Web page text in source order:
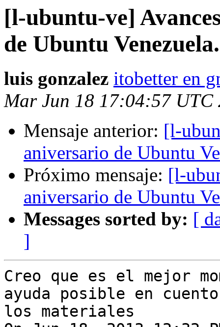
[l-ubuntu-ve]
de Ubuntu Venezuela.
luis gonzalez itobetter en
Mar Jun 18 17:04:57 UTC
Mensaje anterior: [l-
aniversario de Ubuntu
Próximo mensaje: [l-
aniversario de Ubuntu
Messages sorted by: [
]
Creo que es el mejor
ayuda posible en
los materiales